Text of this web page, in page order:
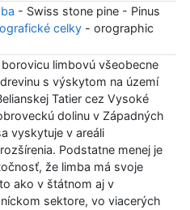
- Swiss stone pine - Pinus
celky- orographic
limbovú všeobecne
s výskytom na území
Tatier cez Vysoké
dolinu v Západných
vyskytuje v areáli
Podstatne menej je
že limba má svoje
ako v štátnom aj v
sektore, vo viacerých